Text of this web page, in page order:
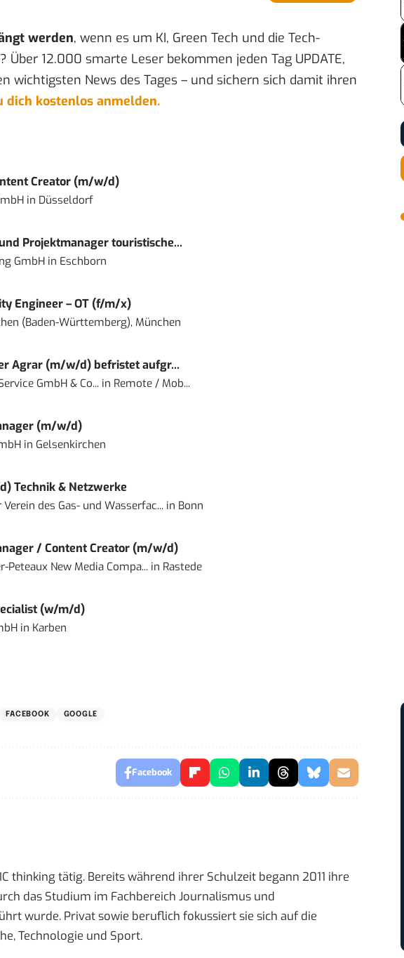
werden, wenn es um KI, Green Tech und die Tech-
Über 12.000 smarte Leser bekommen jeden Tag UPDATE,
wichtigsten News des Tages – und sichern sich damit ihren
dich kostenlos anmelden.
Creator (m/w/d)
in Düsseldorf
Projektmanager touristische...
GmbHin Eschborn
Engineer – OT (f/m/x)
(Baden-Württemberg), München
Agrar (m/w/d) befristet aufgr...
GmbH & Co...in Remote / Mob...
(m/w/d)
in Gelsenkirchen
Technik & Netzwerke
Verein des Gas- und Wasserfac...in Bonn
/ Content Creator (m/w/d)
Peteaux New Media Compa...in Rastede
(w/m/d)
in Karben
FACEBOOK GOOGLE
Facebook
thinking tätig. Bereits während ihrer Schulzeit begann 2011 ihre
das Studium im Fachbereich Journalismus und
wurde. Privat sowie beruflich fokussiert sie sich auf die
Technologie und Sport.